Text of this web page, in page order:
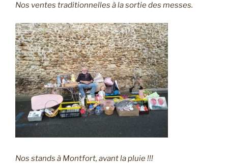
Nos ventes traditionnelles à la sortie des messes.
Nos stands à Montfort, avant la pluie !!!